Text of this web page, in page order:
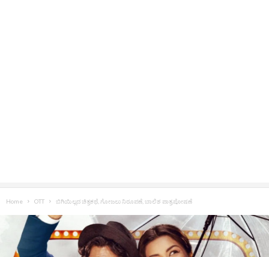
Home OTT ಬಿಗಿಯಿಲ್ಲದ ಚಿತ್ರಕಥೆ, ಗೋಜಲು ನಿರೂಪಣೆ, ಬಾಲಿಶ ಪಾತ್ರಪೋಷಣೆ